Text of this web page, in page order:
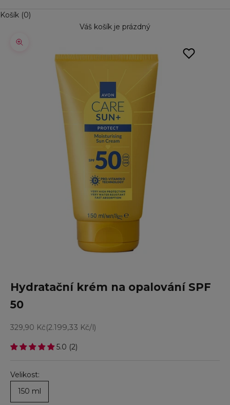
Košík (0)
Váš košík je prázdný
Přiblížit
Hydratační krém na opalování SPF
50
Prodejní cena
329,90 Kč(2.199,33 Kč/l)
5.0 (2)
Velikost:
150 ml